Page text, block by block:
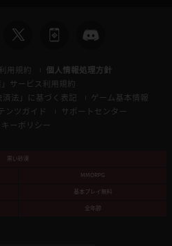
用規約
個人情報処理方針
」サービス利用規約
済法」に基づく表記
ゲーム基本情報
ンツガイド
サポートセンター
キーポリシー
黒い砂漠
MMORPG
基本プレイ無料
全年齢